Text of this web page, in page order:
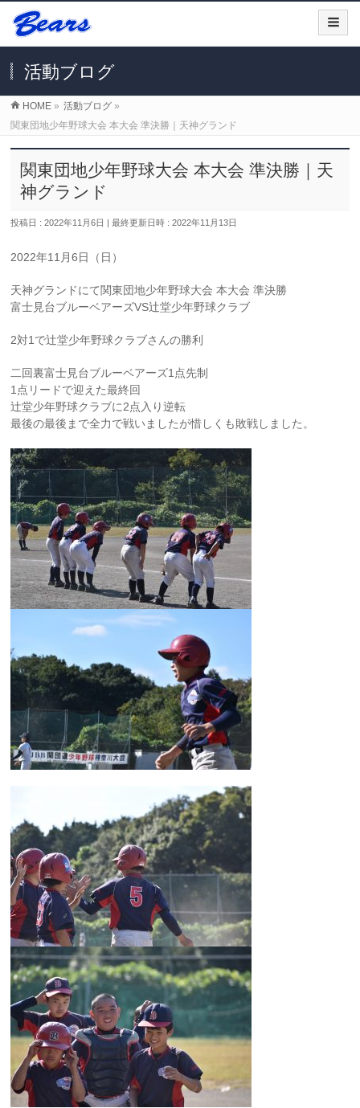
活動ブログ
HOME » 活動ブログ »
関東団地少年野球大会 本大会 準決勝｜天神グランド
関東団地少年野球大会 本大会 準決勝｜天
神グランド
投稿日 : 2022年11月6日 最終更新日時 : 2022年11月13日
2022年11月6日（日）
天神グランドにて関東団地少年野球大会 本大会 準決勝
富士見台ブルーベアーズVS辻堂少年野球クラブ
2対1で辻堂少年野球クラブさんの勝利
二回裏富士見台ブルーベアーズ1点先制
1点リードで迎えた最終回
辻堂少年野球クラブに2点入り逆転
最後の最後まで全力で戦いましたが惜しくも敗戦しました。